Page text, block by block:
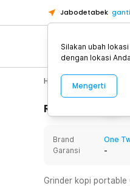
Jabodetabek ganti
Home Appliance
Rincian Produk
Brand
One
Garansi
-
Grinder kopi portable
Silakan ubah
dengan lokasi
Mengerti